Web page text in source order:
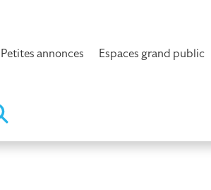
Petites annonces Espaces grand public